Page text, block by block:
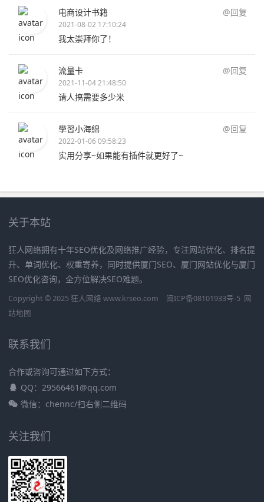
电商设计书籍 @回复
2021-08-02 17:10:24
我太崇拜你了！
流量卡 @回复
2021-11-04 21:48:50
请人搞需要多少米
學習小海綿 @回复
2022-01-06 09:58:23
实用分享~如果能有插件就更好了~
关于本站
狂人网络拥有十年SEO优化及网络推广经验，专注网站优化、排名提
升、单词优化、权重寄养，同时提供厦门SEO、厦门网站优化与厦门
SEO优化咨询，全方位解决SEO难题。
Copyright © 2025 狂人网络 www.krseo.com 闽ICP备08101933号-5 网
站地图
联系我们
合作或咨询可通过如下方式：
QQ：29566461@qq.com
微信：chennc/扫右侧二维码
关注我们